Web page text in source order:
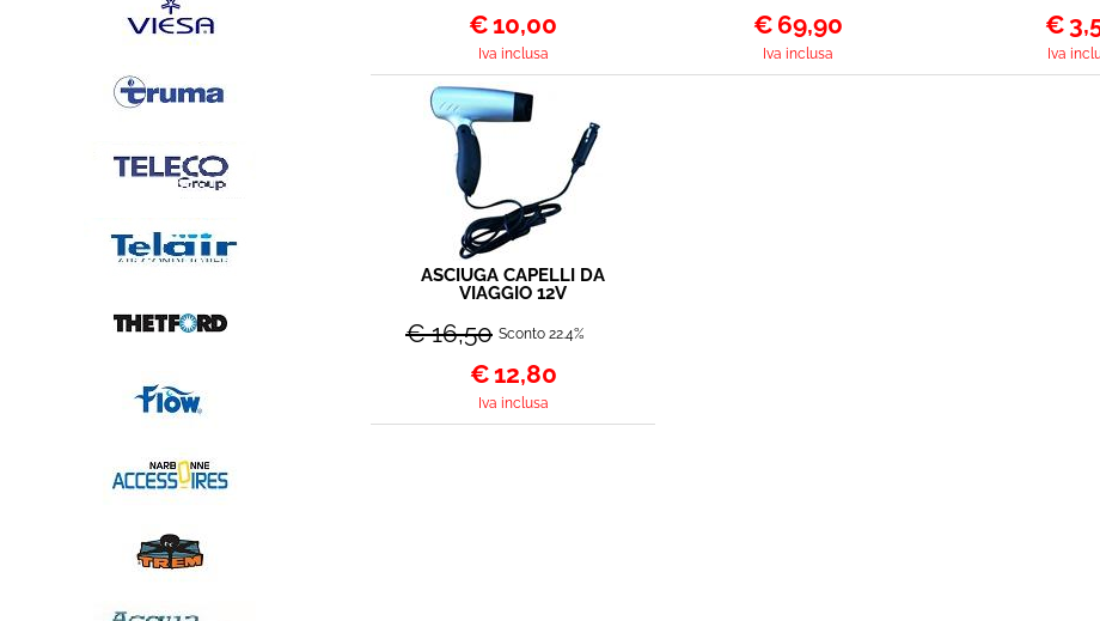
€ 10,00
Iva inclusa
€ 69,90
Iva inclusa
€
Iva
ASCIUGA CAPELLI DA
VIAGGIO 12V
€ 16,50 Sconto 22.4%
€ 12,80
Iva inclusa